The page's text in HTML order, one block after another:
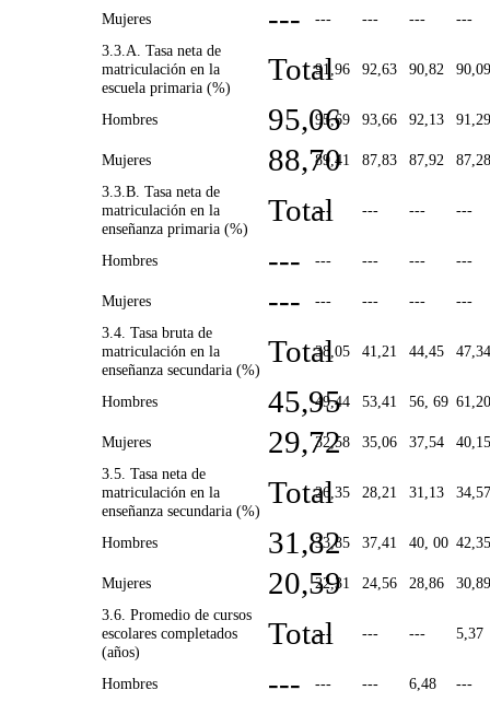
Mujeres --- --- --- ---
---
3.3.A. Tasa neta de
matriculación en la
escuela primaria (%)
Total91,96 92,63 90,82 90,09
Hombres 95,06
95,69 93,66 92,13 91,29
Mujeres 88,70
89,41 87,83 87,92
87,28
3.3.B. Tasa neta de
matriculación en la
enseñanza primaria (%)
Total
--- --- --- ---
Hombres --- --- --- --- ---
Mujeres --- --- --- ---
---
3.4. Tasa bruta de
matriculación en la
enseñanza secundaria (%)
Total38,05 41,21 44,45 47,34
Hombres 45,95
49,44 53,41 56, 69 61,20
Mujeres 29,72
32,58 35,06 37,54
40,15
3.5. Tasa neta de
matriculación en la
enseñanza secundaria (%)
Total26,35 28,21 31,13 34,57
Hombres 31,82
33,85 37,41 40, 00 42,35
Mujeres 20,59
22,31 24,56 28,86
30,89
3.6. Promedio de cursos
escolares completados
(años)
Total
--- --- --- 5,37
Hombres --- --- --- 6,48 ---